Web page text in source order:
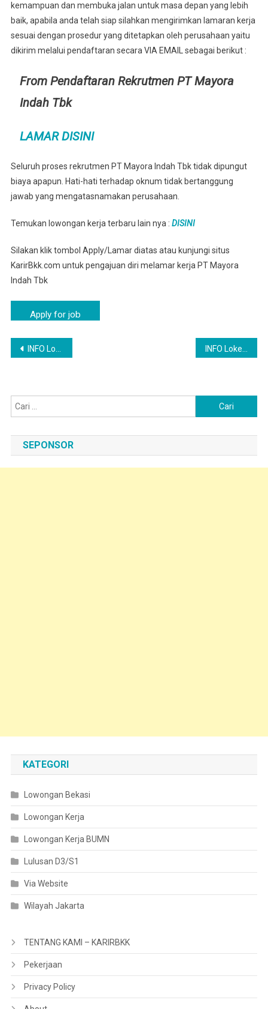
kemampuan dan membuka jalan untuk masa depan yang lebih
baik, apabila anda telah siap silahkan mengirimkan lamaran kerja
sesuai dengan prosedur yang ditetapkan oleh perusahaan yaitu
dikirim melalui pendaftaran secara VIA EMAIL sebagai berikut :
From Pendaftaran Rekrutmen PT Mayora
Indah Tbk
LAMAR DISINI
Seluruh proses rekrutmen PT Mayora Indah Tbk tidak dipungut
biaya apapun. Hati-hati terhadap oknum tidak bertanggung
jawab yang mengatasnamakan perusahaan.
Temukan lowongan kerja terbaru lain nya : DISINI
Silakan klik tombol Apply/Lamar diatas atau kunjungi situs
KarirBkk.com untuk pengajuan diri melamar kerja PT Mayora
Indah Tbk
Navigasi
INFO Loker Recruitment PT Mayora Indah Tbk Indramayu
untuk:
SEPONSOR
KATEGORI
Lowongan Bekasi
Lowongan Kerja
Lowongan Kerja BUMN
Lulusan D3/S1
Via Website
Wilayah Jakarta
TENTANG KAMI – KARIRBKK
Pekerjaan
Privacy Policy